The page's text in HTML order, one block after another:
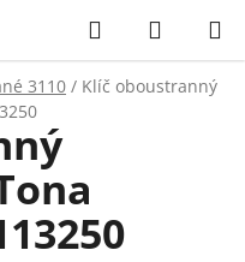
Hledat
KOŠÍK
3110 / Klíč oboustranný